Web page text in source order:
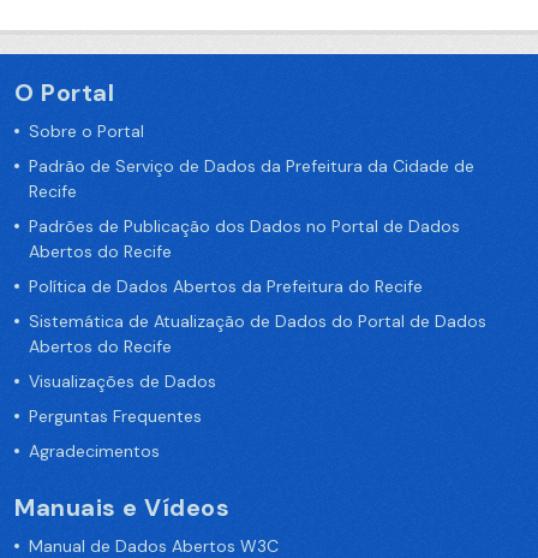
O Portal
Sobre o Portal
Padrão de Serviço de Dados da Prefeitura da Cidade de
Recife
Padrões de Publicação dos Dados no Portal de Dados
Abertos do Recife
Política de Dados Abertos da Prefeitura do Recife
Sistemática de Atualização de Dados do Portal de Dados
Abertos do Recife
Visualizações de Dados
Perguntas Frequentes
Agradecimentos
Manuais e Vídeos
Manual de Dados Abertos W3C